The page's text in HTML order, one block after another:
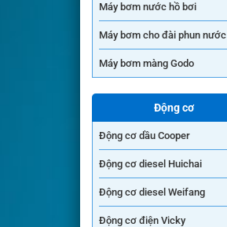
Máy bơm nước hồ bơi
Máy bơm cho đài phun nước
Máy bơm màng Godo
Động cơ
Động cơ dầu Cooper
Động cơ diesel Huichai
Động cơ diesel Weifang
Động cơ điện Vicky